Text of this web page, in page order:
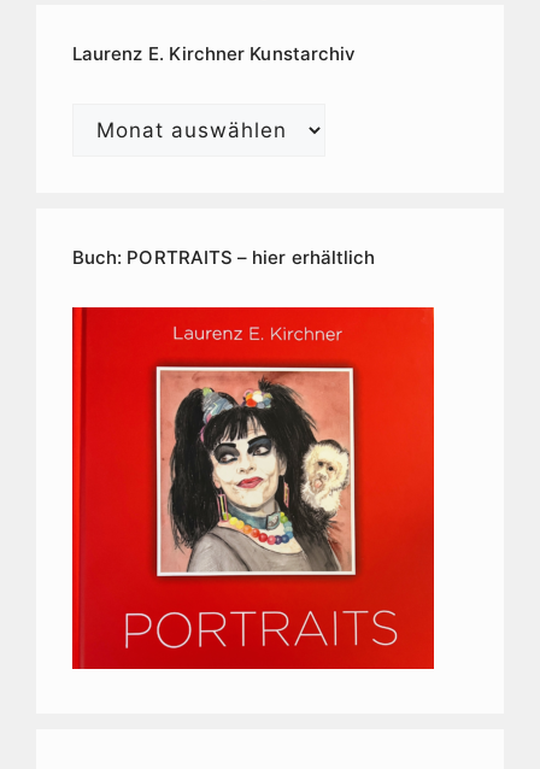
Laurenz E. Kirchner Kunstarchiv
Laurenz
Buch: PORTRAITS – hier erhältlich